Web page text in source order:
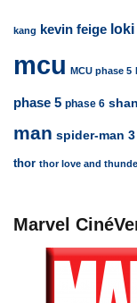
kang kevin feige loki
mcu MCU phase 5
phase 5 phase 6
man spider-man 3
thor thor love and
Marvel